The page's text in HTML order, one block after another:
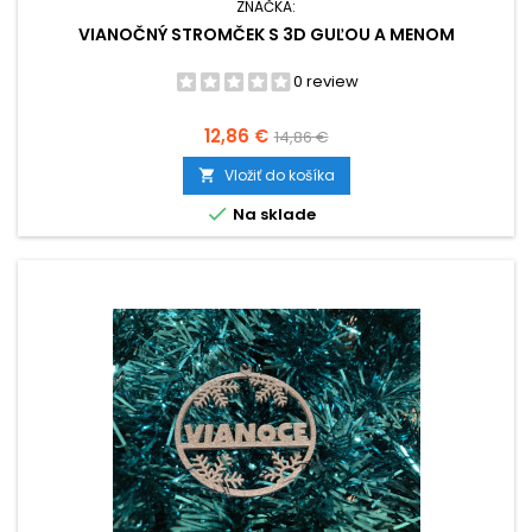
ZNAČKA:
VIANOČNÝ STROMČEK S 3D GUĽOU A MENOM
0 review
Cena
12,86 € Základná
cena
14,86 €
 Vložiť do košíka
 Na sklade